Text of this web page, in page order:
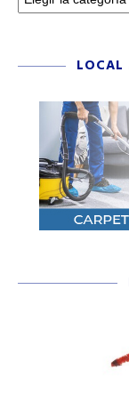
LOCAL